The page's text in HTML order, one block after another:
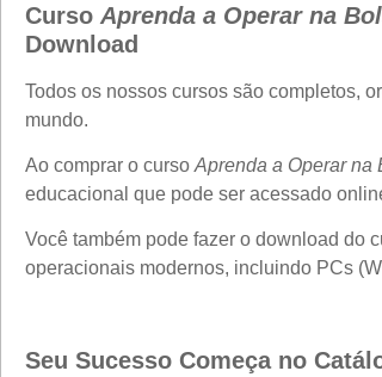
Curso Aprenda a Operar na
Download
Todos os nossos cursos são completos,
mundo.
Ao comprar o curso Aprenda a Operar na
educacional que pode ser acessado
Você também pode fazer o download do
operacionais modernos, incluindo PCs
Seu Sucesso Começa no